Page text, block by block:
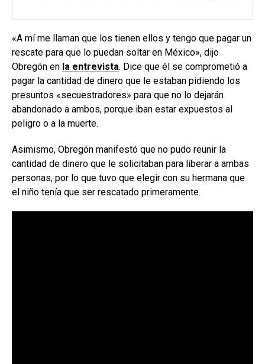
«A mí me llaman que los tienen ellos y tengo que pagar un
rescate para que lo puedan soltar en México», dijo
Obregón en la entrevista. Dice que él se comprometió a
pagar la cantidad de dinero que le estaban pidiendo los
presuntos «secuestradores» para que no lo dejarán
abandonado a ambos, porque iban estar expuestos al
peligro o a la muerte.
Asimismo, Obregón manifestó que no pudo reunir la
cantidad de dinero que le solicitaban para liberar a ambas
personas, por lo que tuvo que elegir con su hermana que
el niño tenía que ser rescatado primeramente.